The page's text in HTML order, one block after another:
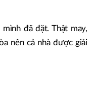
đã đặt. Thật may,
nên cả nhà được giải